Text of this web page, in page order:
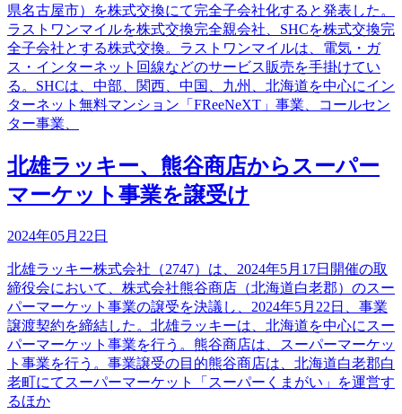
県名古屋市）を株式交換にて完全子会社化すると発表した。
ラストワンマイルを株式交換完全親会社、SHCを株式交換完
全子会社とする株式交換。ラストワンマイルは、電気・ガ
ス・インターネット回線などのサービス販売を手掛けてい
る。SHCは、中部、関西、中国、九州、北海道を中心にイン
ターネット無料マンション「FReeNeXT」事業、コールセン
ター事業、
北雄ラッキー、熊谷商店からスーパー
マーケット事業を譲受け
2024年05月22日
北雄ラッキー株式会社（2747）は、2024年5月17日開催の取
締役会において、株式会社熊谷商店（北海道白老郡）のスー
パーマーケット事業の譲受を決議し、2024年5月22日、事業
譲渡契約を締結した。北雄ラッキーは、北海道を中心にスー
パーマーケット事業を行う。熊谷商店は、スーパーマーケッ
ト事業を行う。事業譲受の目的熊谷商店は、北海道白老郡白
老町にてスーパーマーケット「スーパーくまがい」を運営す
るほか